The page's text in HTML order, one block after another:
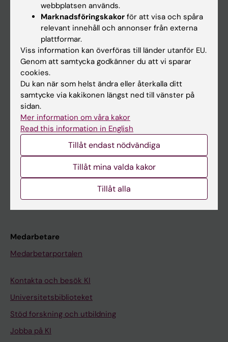
Nyheter
Kalender
Student
Ladok
Canvas
Schema
Kurs- och programwebbar
Medarbetare
Medarbetarportalen
Kontakta och besök KI
Universitetsbiblioteket
Stöd forskning och utbildning
Jobba på KI
webbplatsen används.
Marknadsföringskakor för att visa och spåra
relevant innehåll och annonser från externa
plattformar.
Viss information kan överföras till länder utanför EU.
Genom att samtycka godkänner du att vi sparar
cookies.
Du kan när som helst ändra eller återkalla ditt
samtycke via kakikonen längst ned till vänster på
sidan.
Mer information om våra kakor
Read this information in English
Tillåt endast nödvändiga
Tillåt mina valda kakor
Tillåt alla